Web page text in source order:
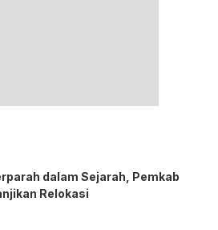
dalam Sejarah, Pemkab
Relokasi